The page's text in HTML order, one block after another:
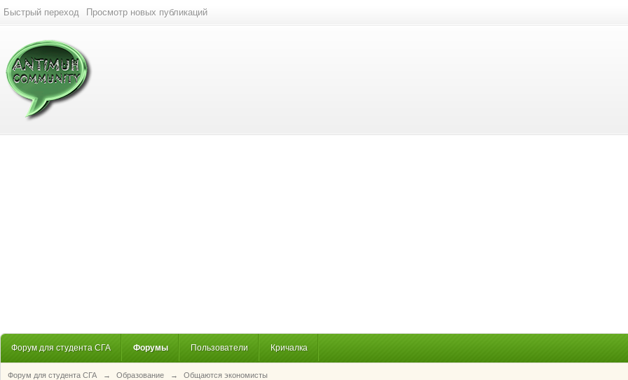
Быстрый переход Просмотр новых публикаций
Форум для студента СГА Форумы Пользователи Кричалка
Форум для студента СГА → Образование → Общаются экономисты